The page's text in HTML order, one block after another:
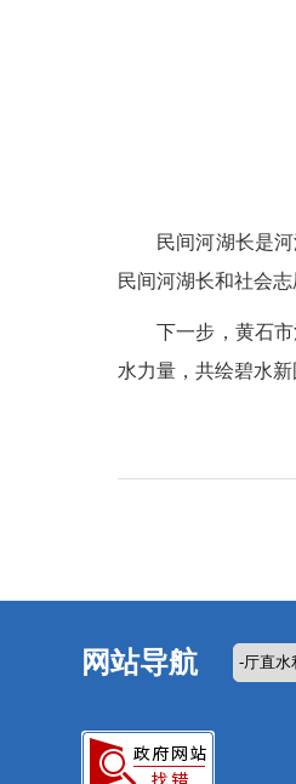
民间河湖长是
民间河湖长和社会
下一步，黄石
水力量，共绘碧水新
网站导航